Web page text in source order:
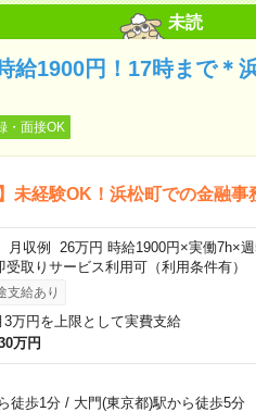
未読
給1900円！17時まで＊
・面接OK
未経験OK！浜松町での金融事
収例 26万円 時給1900円×実働7h×
取りサービス利用可（利用条件有）
支給あり
3万円を上限として実費支給
万円
徒歩1分/ 大門(東京都)駅から徒歩5分